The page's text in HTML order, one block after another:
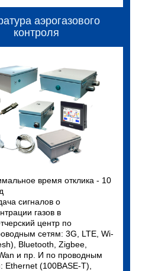
время отклика - 10
сигналов о
газов в
центр по
сетям: 3G, LTE, Wi-
Bluetooth, Zigbee,
и пр. И по проводным
Ethernet (100BASE-T),
аэрогазового
контроля